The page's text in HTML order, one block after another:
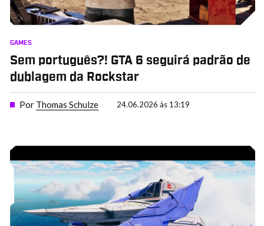
GAMES
Sem português?! GTA 6 seguirá padrão de
dublagem da Rockstar
Por Thomas Schulze 24.06.2026 às 13:19